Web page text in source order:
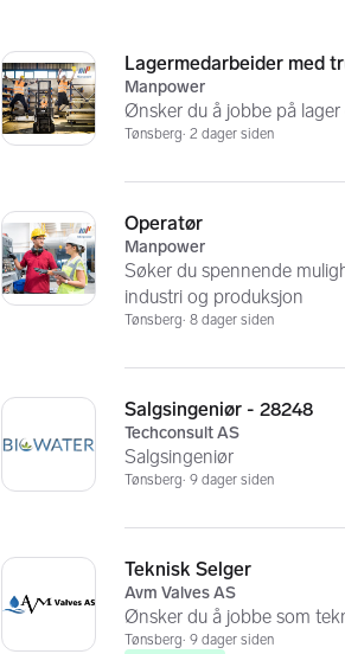
Søkeresultater
Lagermedarbeider med
Manpower
Ønsker du å jobbe på
Tønsberg 2 dager siden
Operatør
Manpower
Søker du spennende
industri og produksjon
Tønsberg 8 dager siden
Salgsingeniør - 28248
Techconsult AS
Salgsingeniør
Tønsberg 9 dager siden
Teknisk Selger
Avm Valves AS
Ønsker du å jobbe som
Tønsberg 9 dager siden